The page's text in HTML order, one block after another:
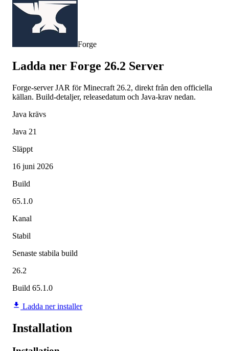
Forge
Ladda ner Forge 26.2 Server
Forge-server JAR för Minecraft 26.2, direkt från den officiella
källan. Build-detaljer, releasedatum och Java-krav nedan.
Java krävs
Java 21
Släppt
16 juni 2026
Build
65.1.0
Kanal
Stabil
Senaste stabila build
26.2
Build 65.1.0
Ladda ner installer
Installation